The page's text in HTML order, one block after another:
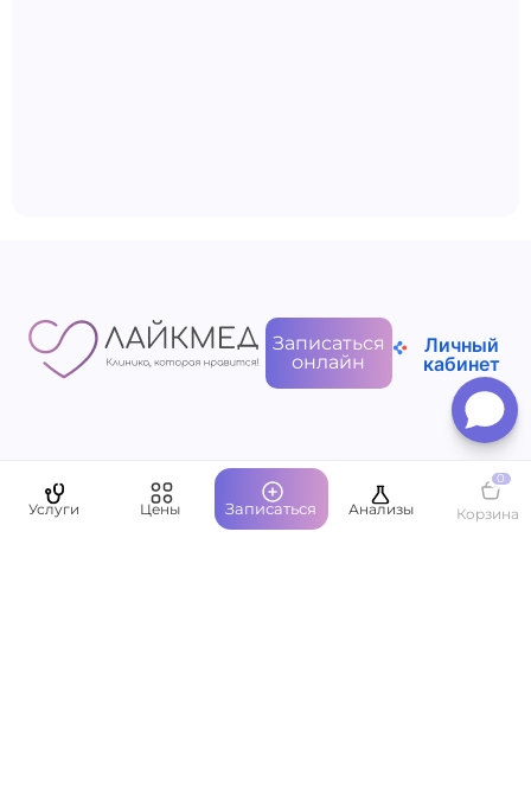
Записаться
онлайн
Личный
кабинет
Услуги Цены Записаться Анализы
0
Корзина